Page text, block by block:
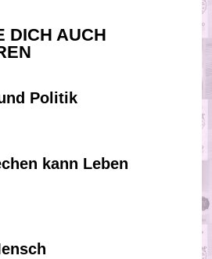
DICH AUCH
Politik
kann Leben